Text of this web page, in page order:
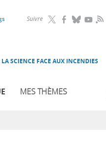
Suivre RSS
SCIENCE FACE AUX INCENDIES
MES THÈMES